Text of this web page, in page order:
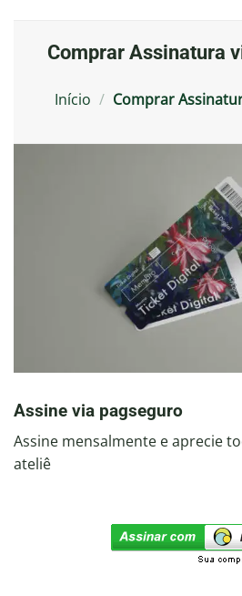
Comprar Assinatura
Início / Comprar
Assine via pagseguro
Assine mensalmente e aprecie
ateliê